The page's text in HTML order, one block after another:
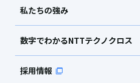
私たちの強み
数字でわかるNTTテクノクロス
採用情報